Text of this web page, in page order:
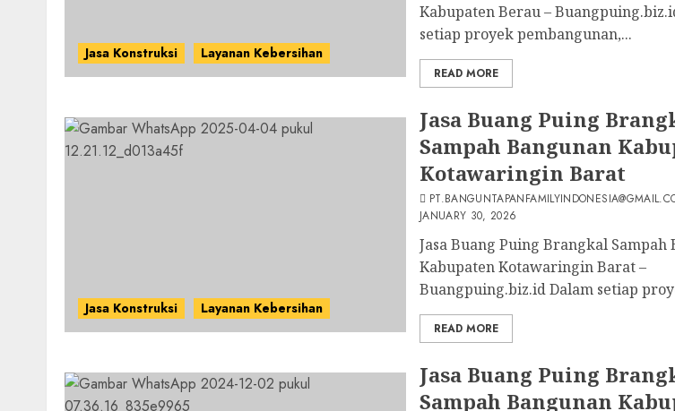
Jasa Konstruksi Layanan Kebersihan
Kabupaten Berau –
setiap proyek pembangunan,...
READ MORE
Jasa Konstruksi Layanan Kebersihan
Jasa Buang Puing
Sampah Bangunan
Kotawaringin Barat
JANUARY 30, 2026
Jasa Buang Puing Brangkal Sampah
Kabupaten Kotawaringin Barat –
Buangpuing.biz.id Dalam setiap
READ MORE
Jasa Buang Puing
Sampah Bangunan